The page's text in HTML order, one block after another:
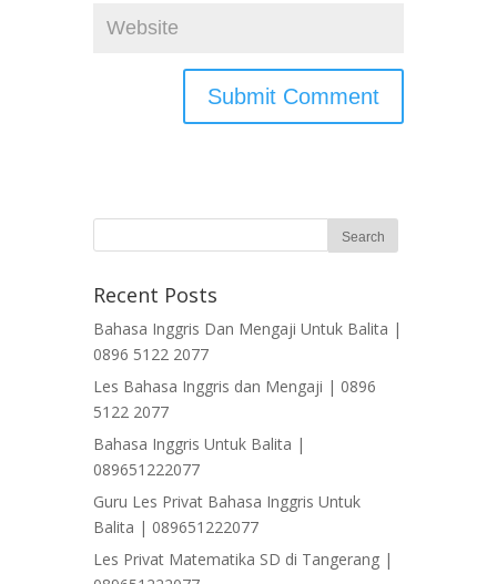
Recent Posts
Bahasa Inggris Dan Mengaji Untuk Balita |
0896 5122 2077
Les Bahasa Inggris dan Mengaji | 0896
5122 2077
Bahasa Inggris Untuk Balita |
089651222077
Guru Les Privat Bahasa Inggris Untuk
Balita | 089651222077
Les Privat Matematika SD di Tangerang |